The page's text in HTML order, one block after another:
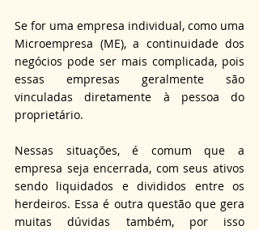
Se for uma empresa individual, como uma
Microempresa (ME), a continuidade dos
negócios pode ser mais complicada, pois
essas empresas geralmente são
vinculadas diretamente à pessoa do
proprietário.
Nessas situações, é comum que a
empresa seja encerrada, com seus ativos
sendo liquidados e divididos entre os
herdeiros. Essa é outra questão que gera
muitas dúvidas também, por isso